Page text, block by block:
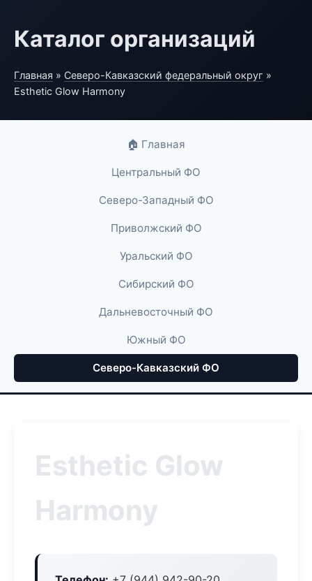
Каталог организаций
Главная » Северо-Кавказский федеральный округ »
Esthetic Glow Harmony
🏠 Главная
Центральный ФО
Северо-Западный ФО
Приволжский ФО
Уральский ФО
Сибирский ФО
Дальневосточный ФО
Южный ФО
Северо-Кавказский ФО
Esthetic Glow
Harmony